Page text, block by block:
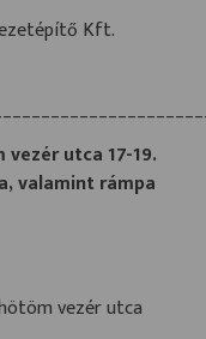
Kft.
utca 17-19.
valamint rámpa
vezér utca